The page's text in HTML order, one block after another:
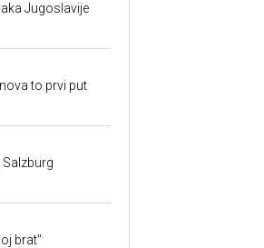
Jugoslavije
to prvi put
brat"